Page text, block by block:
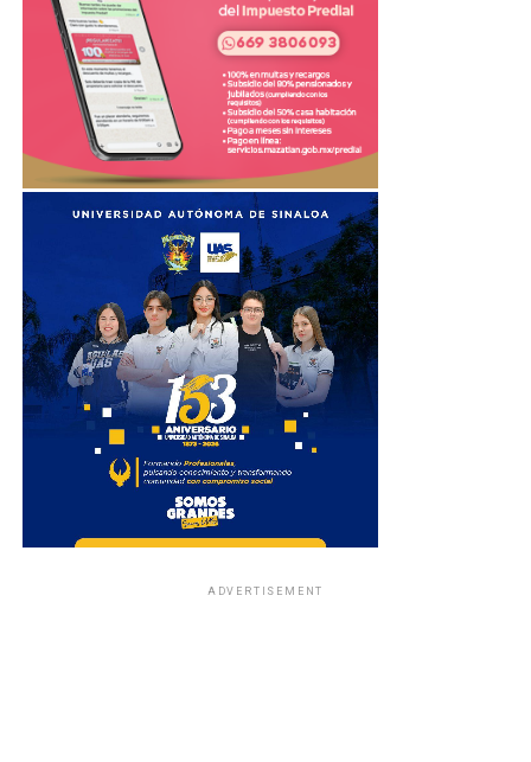
ADVERTISEMENT